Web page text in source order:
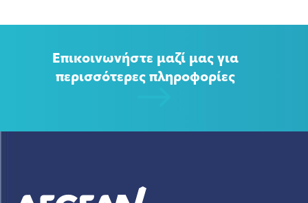
Επικοινωνήστε μαζί μας για
περισσότερες πληροφορίες